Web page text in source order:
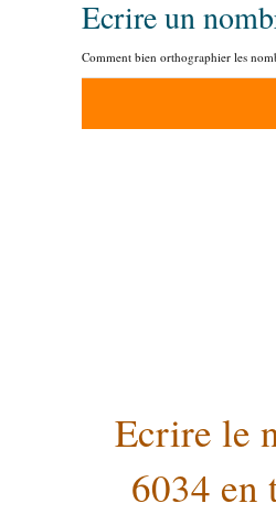
Ecrire un
Comment bien orthographier les
Ecrire le
6034 en